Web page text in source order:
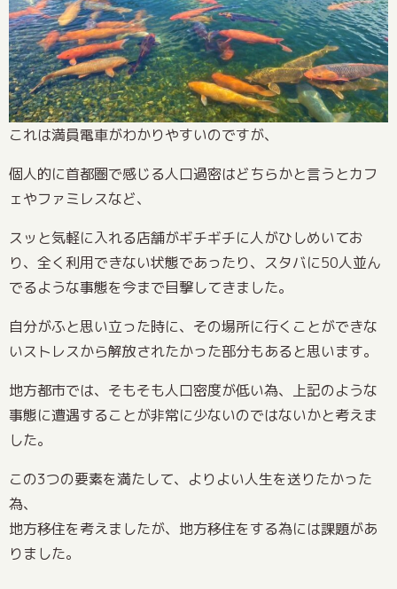
これは満員電車がわかりやすいのですが、
個人的に首都圏で感じる人口過密はどちらかと言うとカフ
ェやファミレスなど、
スッと気軽に入れる店舗がギチギチに人がひしめいてお
り、全く利用できない状態であったり、スタバに50人並ん
でるような事態を今まで目撃してきました。
自分がふと思い立った時に、その場所に行くことができな
いストレスから解放されたかった部分もあると思います。
地方都市では、そもそも人口密度が低い為、上記のような
事態に遭遇することが非常に少ないのではないかと考えま
した。
この3つの要素を満たして、よりよい人生を送りたかった
為、
地方移住を考えましたが、地方移住をする為には課題があ
りました。